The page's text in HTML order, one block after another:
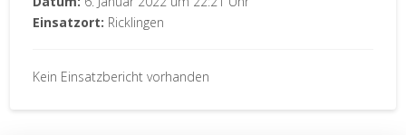
Einsatzort: Ricklingen
Kein Einsatzbericht vorhanden